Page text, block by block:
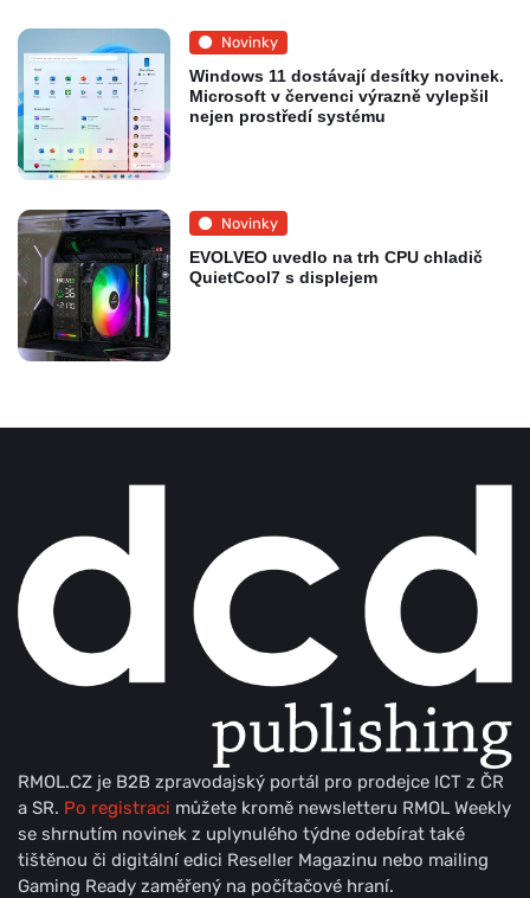
Novinky
Windows 11 dostávají desítky novinek.
Microsoft v červenci výrazně vylepšil
nejen prostředí systému
Novinky
EVOLVEO uvedlo na trh CPU chladič
QuietCool7 s displejem
RMOL.CZ je B2B zpravodajský portál pro prodejce ICT z ČR
a SR. Po registraci můžete kromě newsletteru RMOL Weekly
se shrnutím novinek z uplynulého týdne odebírat také
tištěnou či digitální edici Reseller Magazinu nebo mailing
Gaming Ready zaměřený na počítačové hraní.